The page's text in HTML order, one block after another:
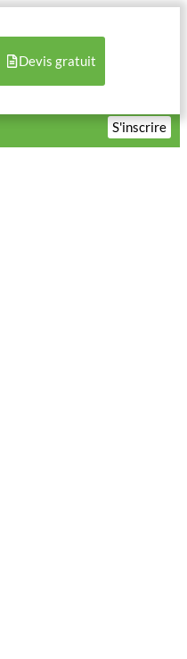
Devis gratuit
S'inscrire